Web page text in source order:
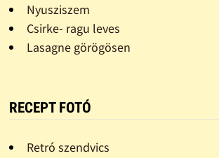
Nyusziszem
Csirke- ragu leves
Lasagne görögösen
RECEPT FOTÓ
Retró szendvics